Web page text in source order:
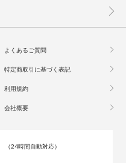
よくあるご質問
特定商取引に基づく表記
利用規約
会社概要
（24時間自動対応）